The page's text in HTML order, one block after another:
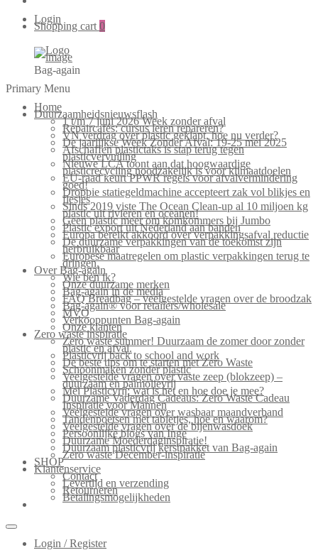
Login
Shopping cart 0
Bag-again
Primary Menu
Home
Duurzaamheidsnieuwsflash
1 t/m 7 juni 2026 Week zonder afval
Repaircafés: cursus leren repareren?
VN verdrag over plastic geklapt, hoe nu verder?
De jaarlijkse Week Zonder Afval: 19-25 mei 2025
Afschaffen plastictaks is stap terug tegen
plasticvervuiling
Nieuwe LCA toont aan dat hoogwaardige
plasticrecycling noodzakelijk is voor klimaatdoelen
EU-raad keurt PPWR regels voor afvalvermindering
goed!
Droppie statiegeldmachine accepteert zak vol blikjes en
flesjes
Sinds 2019 viste The Ocean Clean-up al 10 miljoen kg
plastic uit rivieren en oceanen!
Geen plastic meer om komkommers bij Jumbo
Plastic export uit Nederland aan banden
Europa bereikt akkoord over verpakkingsafval reductie
De duurzame verpakkingen van de toekomst zijn
herbruikbaar
Europese maatregelen om plastic verpakkingen terug te
dringen.
Over Bag-again
Wie ben ik?
Onze duurzame merken
Bag-again in de media
FAQ Breadbag – veelgestelde vragen over de broodzak
Bag-again® voor retailers/wholesale
MVO
Verkooppunten Bag-again
Onze klanten
Zero waste inspiratie
Zero waste summer! Duurzaam de zomer door zonder
plastic en afval.
Plasticvrij back to school and work
De beste tips om te starten met Zero Waste
Schoonmaken zonder plastic
Veelgestelde vragen over vaste zeep (blokzeep) –
duurzaam en palmolievrij
Mei Plasticvrij: wat is het en hoe doe je mee?
Duurzame Vaderdag Cadeaus: Zero Waste Cadeau
Inspiratie voor Mannen
Veelgestelde vragen over wasbaar maandverband
Tandenpoetsen met tabletjes, hoe en waarom?
Veelgestelde vragen over de bijenwasdoek
Persoonlijke blogs van Inge
Duurzame Moederdaginspiratie!
Duurzaam plasticvrij kerstpakket van Bag-again
Zero waste December-inspiratie
SHOP
Klantenservice
Contact
Levertijd en verzending
Retourneren
Betalingsmogelijkheden
Login / Register